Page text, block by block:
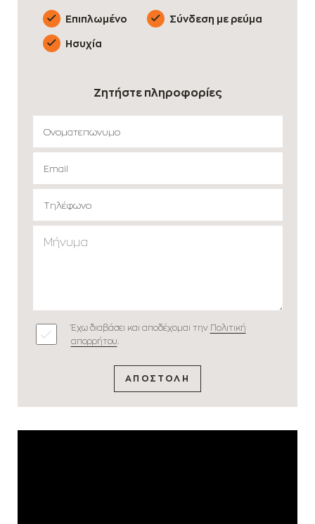
Επιπλωμένο Σύνδεση με ρεύμα
Ησυχία
Ζητήστε πληροφορίες
Έχω διαβάσει και αποδέχομαι την Πολιτική
απορρήτου
ΑΠΟΣΤΟΛΗ